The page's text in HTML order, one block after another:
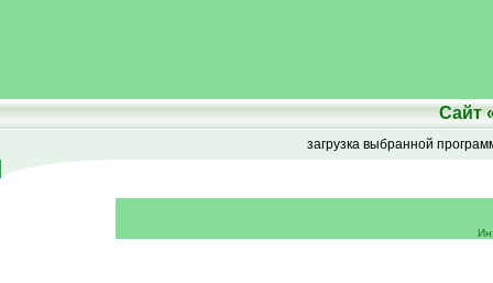
Сайт
загрузка выбранной